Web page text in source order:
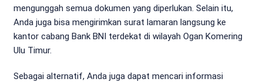
mengunggah semua dokumen yang diperlukan. Selain itu,
Anda juga bisa mengirimkan surat lamaran langsung ke
kantor cabang Bank BNI terdekat di wilayah Ogan Komering
Ulu Timur.
Sebagai alternatif, Anda juga dapat mencari informasi